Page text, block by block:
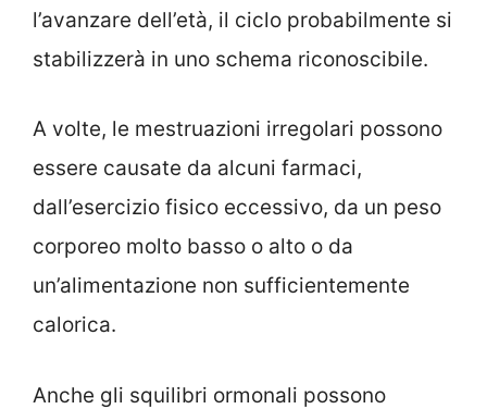
l’avanzare dell’età, il ciclo probabilmente si
stabilizzerà in uno schema riconoscibile.
A volte, le mestruazioni irregolari possono
essere causate da alcuni farmaci,
dall’esercizio fisico eccessivo, da un peso
corporeo molto basso o alto o da
un’alimentazione non sufficientemente
calorica.
Anche gli squilibri ormonali possono